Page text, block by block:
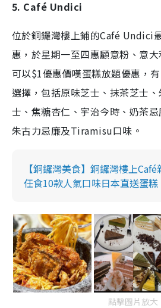
5. Café Undici
位於銅鑼灣樓上鋪的Café Undici
惠，於星期一至四惠顧意粉、意
可以$1優惠價嘆蛋糕放題優惠，
選擇，包括原味芝士、抹茶芝士
士、焦糖杏仁、宇治今時、奶茶
朱古力忌廉及Tiramisu口味。
【銅鑼灣美食】銅鑼灣樓上Café
任食10款人氣口味日本直送蛋糕
點擊圖片放大